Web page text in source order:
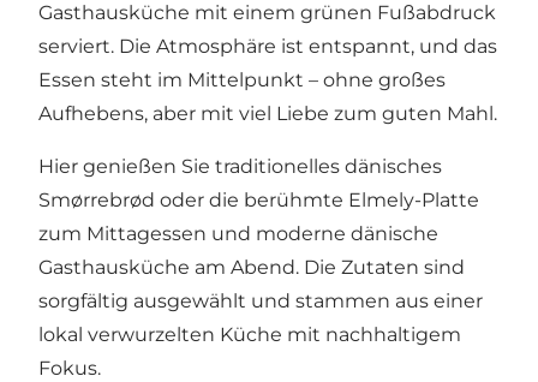
Gasthausküche mit einem grünen Fußabdruck
serviert. Die Atmosphäre ist entspannt, und das
Essen steht im Mittelpunkt – ohne großes
Aufhebens, aber mit viel Liebe zum guten Mahl.
Hier genießen Sie traditionelles dänisches
Smørrebrød oder die berühmte Elmely-Platte
zum Mittagessen und moderne dänische
Gasthausküche am Abend. Die Zutaten sind
sorgfältig ausgewählt und stammen aus einer
lokal verwurzelten Küche mit nachhaltigem
Fokus.